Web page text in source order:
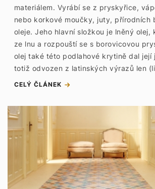
materiálem. Vyrábí se z pryskyřice,
nebo korkové moučky, juty, přírodních
oleje. Jeho hlavní složkou je lněný olej,
ze lnu a rozpouští se s borovicovou
olej také této podlahové krytině dal její
totiž odvozen z latinských výrazů len
CELÝ ČLÁNEK